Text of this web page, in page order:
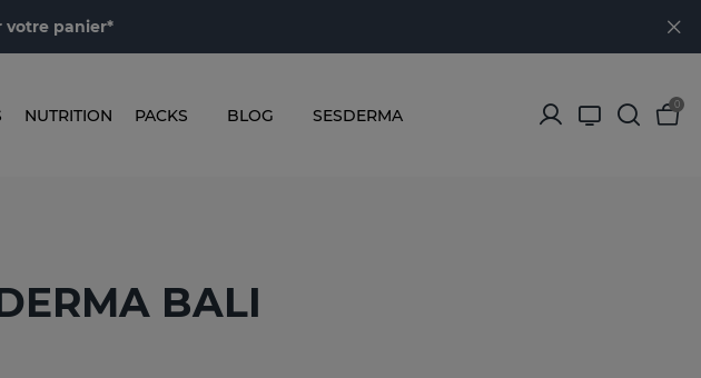
votre panier*
NUTRITION PACKS BLOG SESDERMA
0
BALI